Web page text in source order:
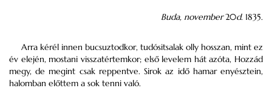
Buda, november20d. 1835.
Arra kérél innen bucsuztodkor, tudósitsalak olly hosszan, mint ez
év elején, mostani visszatértemkor; első levelem hát azóta, Hozzád
megy, de megint csak reppentve. Sirok az idő hamar enyésztein,
halomban előttem a sok tenni való.